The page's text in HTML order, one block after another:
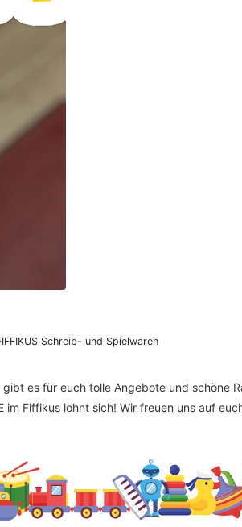
Schreib- und Spielwaren
es für euch tolle Angebote und schöne
im Fiffikus lohnt sich! Wir freuen uns auf